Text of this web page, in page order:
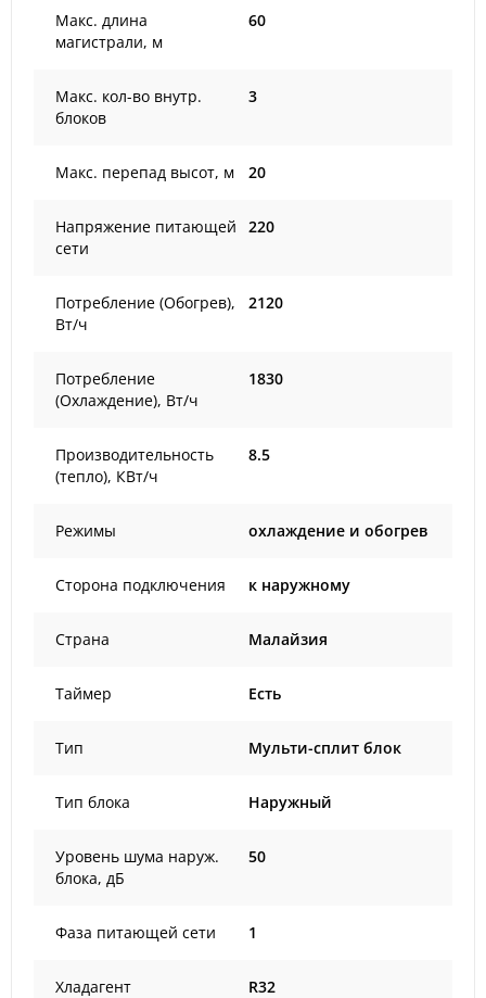
Макс. длина
магистрали, м
60
Макс. кол-во внутр.
блоков
3
Макс. перепад высот, м 20
Напряжение питающей
сети
220
Потребление (Обогрев),
Вт/ч
2120
Потребление
(Охлаждение), Вт/ч
1830
Производительность
(тепло), КВт/ч
8.5
Режимы охлаждение и обогрев
Сторона подключения к наружному
Страна Малайзия
Таймер Есть
Тип Мульти-сплит блок
Тип блока Наружный
Уровень шума наруж.
блока, дБ
50
Фаза питающей сети 1
Хладагент R32